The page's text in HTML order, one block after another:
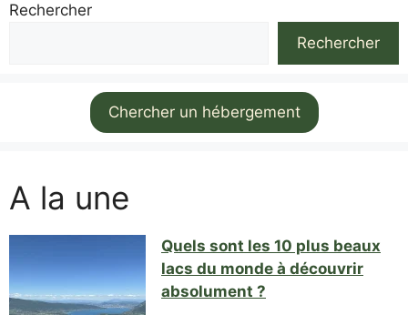
Rechercher
Rechercher
Chercher un hébergement
A la une
Quels sont les 10 plus beaux
lacs du monde à découvrir
absolument ?